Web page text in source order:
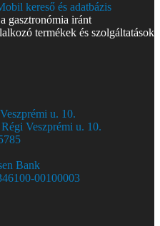
kereső és adatbázis
gasztronómia iránt
termékek és szolgáltatások
u. 10.
Veszprémi u. 10.
Bank
00100003